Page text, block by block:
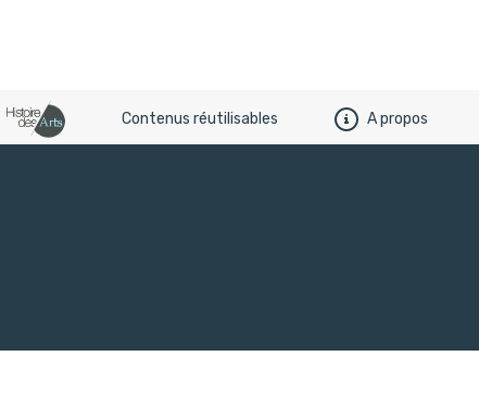
Contenus réutilisables A propos